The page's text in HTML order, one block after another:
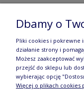
CERAMIKA
Dbamy o
Pliki cookies i pokrewne
działanie strony i
Możesz zaakceptować
przejść do sklepu lub
wybierając opcję
Więcej o plikach cookies